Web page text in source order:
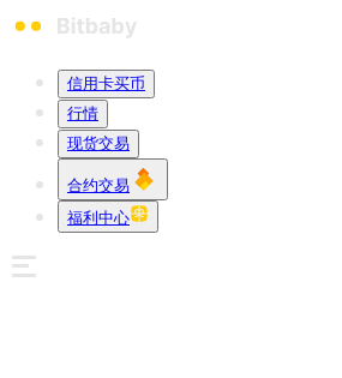
信用卡买币
行情
现货交易
合约交易
福利中心